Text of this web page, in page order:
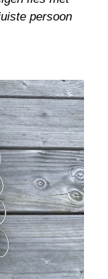
persoon